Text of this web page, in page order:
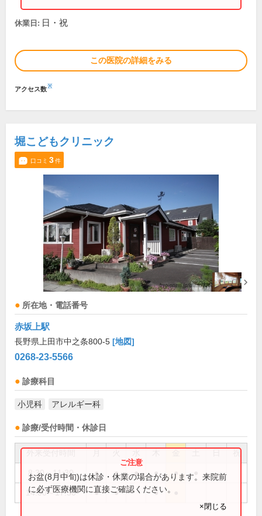
休業日: 日・祝
この医院の詳細をみる
アクセス数※
堀こどもクリニック
口コミ 3件
所在地・電話番号
赤坂上駅
長野県上田市中之条800-5 [地図]
0268-23-5566
診療科目
小児科 アレルギー科
診療/受付時間・休診日
祝
8:30～11:30 ● ● ● ● ●
14:00～17:30 ● ● ●
お盆(8月中旬)は休診・休業の場合があります。来院前
に必ず医療機関に直接ご確認ください。
×閉じる